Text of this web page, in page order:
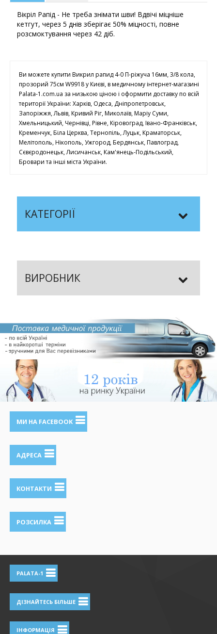
Вікріл Рапід - Не треба знімати шви! Вдвічі міцніше
кетгут, через 5 днів зберігає 50% міцності, повне
розсмоктування через 42 діб.
Ви можете купити Викрил рапид 4-0 П-ріжуча 16мм, 3/8 кола,
прозорий 75см W9918 у Києві, в медичному інтернет-магазині
Palata-1.com.ua за низькою ціною і оформити доставку по всій
території України: Харків, Одеса, Дніпропетровськ,
Запоріжжя, Львів, Кривий Ріг, Миколаїв, Маріу Суми,
Хмельницький, Чернівці, Рівне, Кіровоград, Івано-Франківськ,
Кременчук, Біла Церква, Тернопіль, Луцьк, Краматорськ,
Мелітополь, Нікополь, Ужгород, Бердянськ, Павлоград,
Сєвєродонецьк, Лисичанськ, Кам'янець-Подільський,
Бровари та інші міста України.
КАТЕГОРІЇ
ВИРОБНИК
МИ НА FACEBOOK
АДРЕСА
КОНТАКТИ
РОЗСИЛКА
PALATA-1
ДІЗНАЙТЕСЬ БІЛЬШЕ
ІНФОРМАЦІЯ